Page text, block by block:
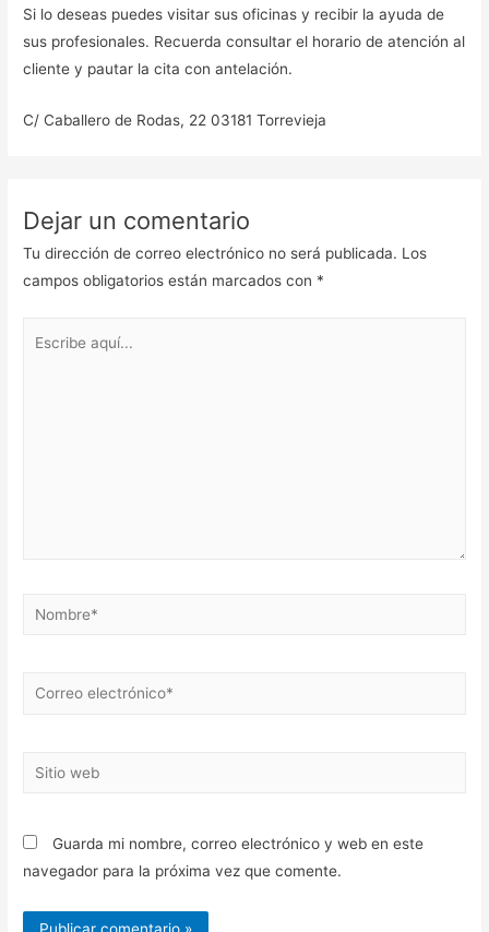
Si lo deseas puedes visitar sus oficinas y recibir la ayuda de
sus profesionales. Recuerda consultar el horario de atención al
cliente y pautar la cita con antelación.
C/ Caballero de Rodas, 22 03181 Torrevieja
Dejar un comentario
Tu dirección de correo electrónico no será publicada. Los
campos obligatorios están marcados con *
Nombre*
Correo
Sitio
Guarda mi nombre, correo electrónico y web en este
navegador para la próxima vez que comente.